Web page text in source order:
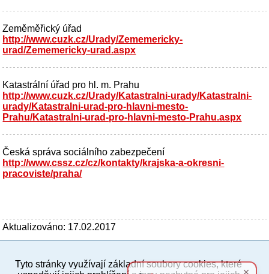
Zeměměřický úřad
http://www.cuzk.cz/Urady/Zememericky-
urad/Zememericky-urad.aspx
Katastrální úřad pro hl. m. Prahu
http://www.cuzk.cz/Urady/Katastralni-urady/Katastralni-
urady/Katastralni-urad-pro-hlavni-mesto-
Prahu/Katastralni-urad-pro-hlavni-mesto-Prahu.aspx
Česká správa sociálního zabezpečení
http://www.cssz.cz/cz/kontakty/krajska-a-okresni-
pracoviste/praha/
Aktualizováno: 17.02.2017
Tyto stránky využívají základní soubory cookies, které